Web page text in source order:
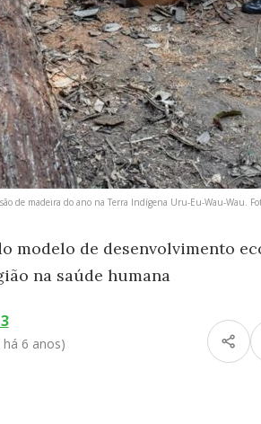
de madeira do ano na Terra Indígena Uru-Eu-Wau-Wau.
modelo de desenvolvimento
na saúde humana
6 anos)